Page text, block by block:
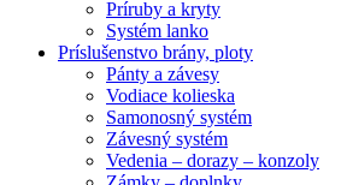
Príruby a kryty
Systém lanko
Príslušenstvo brány, ploty
Pánty a závesy
Vodiace kolieska
Samonosný systém
Závesný systém
Vedenia – dorazy – konzoly